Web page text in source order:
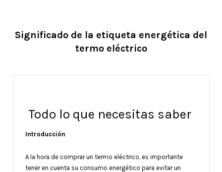
Significado de la etiqueta energética del
termo eléctrico
Todo lo que necesitas saber
Introducción
A la hora de comprar un termo eléctrico, es importante
tener en cuenta su consumo energético para evitar un